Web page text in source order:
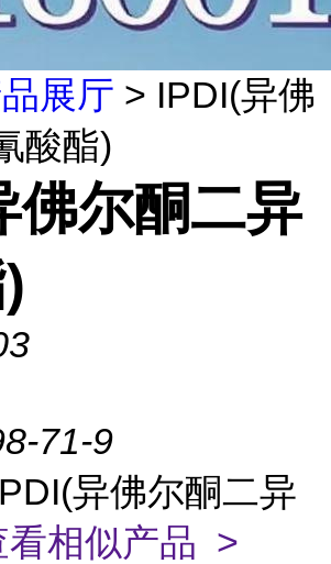
展厅 > IPDI(异佛
酸酯)
佛尔酮二异
71-9
异佛尔酮二异
看相似产品 >